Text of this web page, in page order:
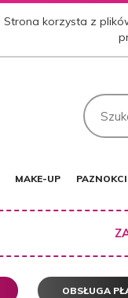
Strona korzysta z
MAKE-UP
OBSŁUGA